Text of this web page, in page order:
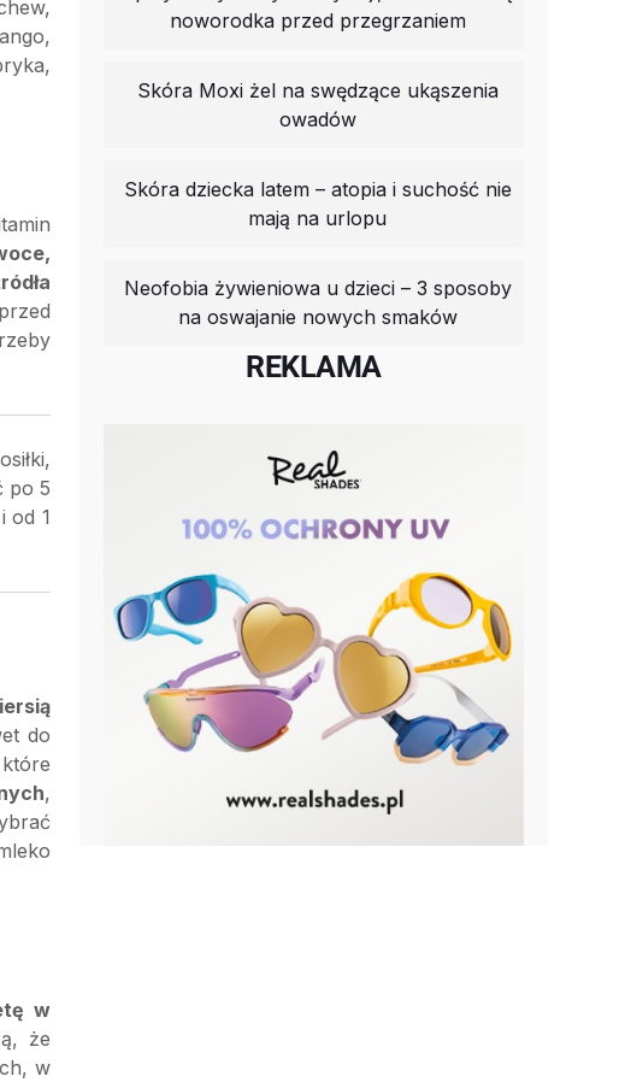
po 5
od 1
do
,
w
że
w
noworodka przed przegrzaniem
Skóra Moxi żel na swędzące ukąszenia
owadów
Skóra dziecka latem – atopia i suchość nie
mają na urlopu
Neofobia żywieniowa u dzieci – 3 sposoby
na oswajanie nowych smaków
REKLAMA